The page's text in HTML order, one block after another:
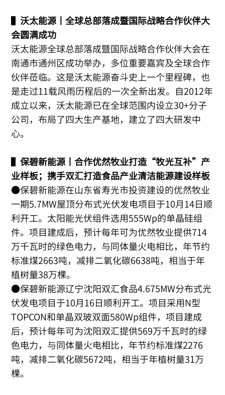
▌沃太能源丨全球总部落成暨国际战略合作伙伴大
会圆满成功
沃太能源全球总部落成暨国际战略合作伙伴大会在
南通市通州区成功举办，多位重要嘉宾及全球合作
伙伴莅临。这是沃太能源奋斗史上一个里程碑，也
是走过11载风雨历程后的一次全新出发。自2012年
成立以来，沃太能源已在全球范围内设立30+分子
公司，布局了四大生产基地，建立了四大研发中
心。
▌保碧新能源丨合作优然牧业打造“牧光互补”产
业样板；携手双汇打造食品产业清洁能源建设样板
●保碧新能源在山东省寿光市投资建设的优然牧业
一期5.7MW屋顶分布式光伏发电项目于10月14日顺
利开工。太阳能光伏组件选用555Wp的单晶硅组
件。项目建成后，预计每年可为优然牧业提供714
万千瓦时的绿色电力，与同体量火电相比，年节约
标准煤2663吨，减排二氧化碳6638吨，相当于年
植树量38万棵。
●保碧新能源辽宁沈阳双汇食品4.675MW分布式光
伏发电项目于10月16日顺利开工。项目采用N型
TOPCON和单晶双玻双面580Wp组件，项目建成
后，预计每年可为沈阳双汇提供569万千瓦时的绿
色电力，与同体量火电相比，年节约标准煤2276
吨，减排二氧化碳5672吨，相当于年植树量31万
棵。